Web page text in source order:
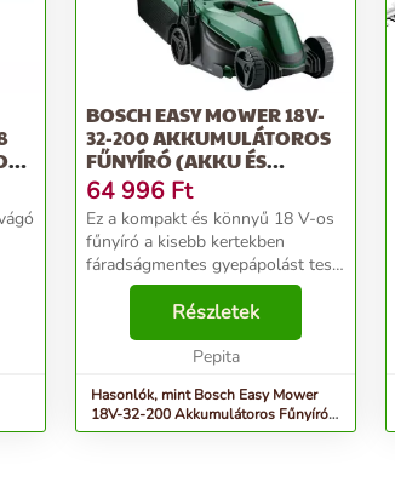
A
BOSCH EASY MOWER 18V-
32-200 AKKUMULÁTOROS
FŰNYÍRÓ (AKKU ÉS
TÖLTŐ...
64 996 Ft
Ez a kompakt és könnyű 18 V-os
fűnyíró a kisebb kertekben
fáradságmentes gyepápolást tesz
lehetővé. Jól irányítható, könnyű
kialakítás. Összecsukható felső
fogantyú a kompakt tároláshoz. A
Részletek
Pepita
Hasonlók, mint Bosch Easy Mower
18V-32-200 Akkumulátoros Fűnyíró
(akku és töltő...